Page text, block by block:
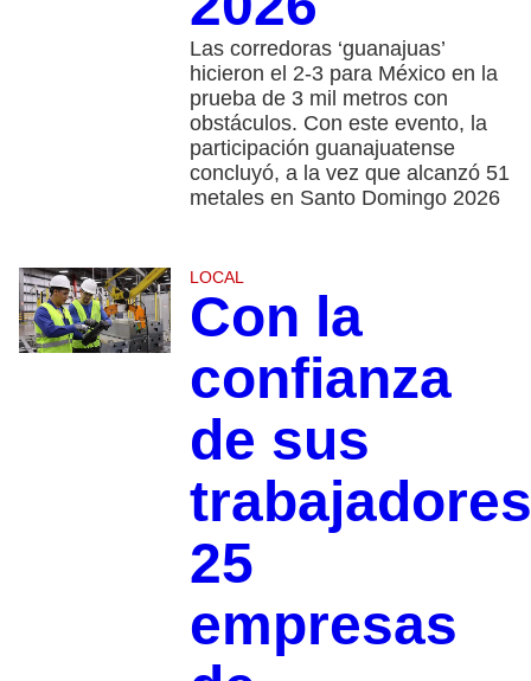
Las corredoras ‘guanajuas’
hicieron el 2-3 para México en la
prueba de 3 mil metros con
obstáculos. Con este evento, la
participación guanajuatense
concluyó, a la vez que alcanzó 51
metales en Santo Domingo 2026
LOCAL
Con la
confianza
de sus
25
empresas